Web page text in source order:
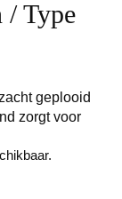
/ Type
geplooid
zorgt voor